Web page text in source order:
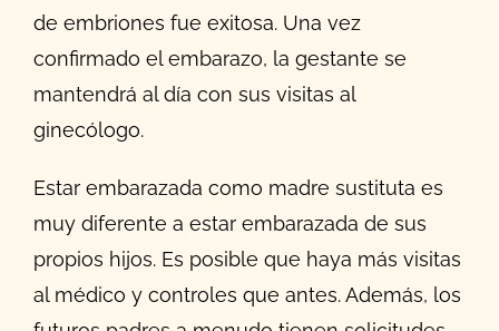
de embriones fue exitosa. Una vez
confirmado el embarazo, la gestante se
mantendrá al día con sus visitas al
ginecólogo.
Estar embarazada como madre sustituta es
muy diferente a estar embarazada de sus
propios hijos. Es posible que haya más visitas
al médico y controles que antes. Además, los